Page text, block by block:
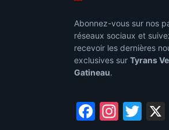
Abonnez-vous sur nos
réseaux sociaux et
recevoir les dernières
exclusives sur Tyrans
Gatineau.